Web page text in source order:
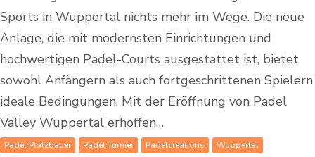
Sports in Wuppertal nichts mehr im Wege. Die neue
Anlage, die mit modernsten Einrichtungen und
hochwertigen Padel-Courts ausgestattet ist, bietet
sowohl Anfängern als auch fortgeschrittenen Spielern
ideale Bedingungen. Mit der Eröffnung von Padel
Valley Wuppertal erhoffen…
Padel Platzbauer Padel Turnier Padelcreations Wuppertal